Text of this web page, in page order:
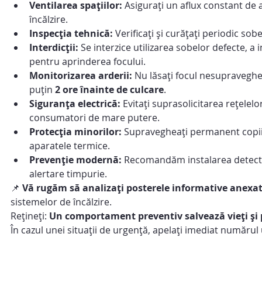
Ventilarea spațiilor: Asigurați un aflux constant
încălzire.
Inspecția tehnică: Verificați și curățați periodic
Interdicții: Se interzice utilizarea sobelor defecte,
pentru aprinderea focului.
Monitorizarea arderii: Nu lăsați focul
puțin 2 ore înainte de culcare.
Siguranța electrică: Evitați suprasolicitarea
consumatori de mare putere.
Protecția minorilor: Supravegheați permanent
aparatele termice.
Prevenție modernă: Recomandăm instalarea
alertare timpurie.
📌 Vă rugăm să analizați posterele informative
sistemelor de încălzire.
Rețineți: Un comportament preventiv salvează vieți
În cazul unei situații de urgență, apelați imediat